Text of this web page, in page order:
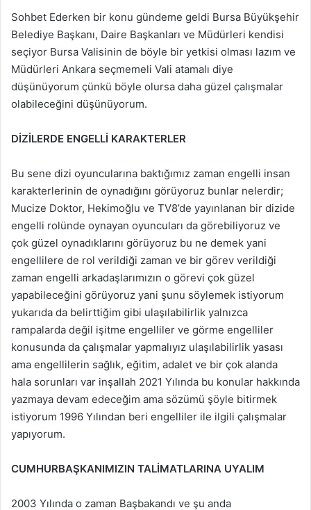
Sohbet Ederken bir konu gündeme geldi Bursa Büyükşehir
Belediye Başkanı, Daire Başkanları ve Müdürleri kendisi
seçiyor Bursa Valisinin de böyle bir yetkisi olması lazım ve
Müdürleri Ankara seçmemeli Vali atamalı diye
düşünüyorum çünkü böyle olursa daha güzel çalışmalar
olabileceğini düşünüyorum.
DİZİLERDE ENGELLİ KARAKTERLER
Bu sene dizi oyuncularına baktığımız zaman engelli insan
karakterlerinin de oynadığını görüyoruz bunlar nelerdir;
Mucize Doktor, Hekimoğlu ve TV8’de yayınlanan bir dizide
engelli rolünde oynayan oyuncuları da görebiliyoruz ve
çok güzel oynadıklarını görüyoruz bu ne demek yani
engellilere de rol verildiği zaman ve bir görev verildiği
zaman engelli arkadaşlarımızın o görevi çok güzel
yapabileceğini görüyoruz yani şunu söylemek istiyorum
yukarıda da belirttiğim gibi ulaşılabilirlik yalnızca
rampalarda değil işitme engelliler ve görme engelliler
konusunda da çalışmalar yapmalıyız ulaşılabilirlik yasası
ama engellilerin sağlık, eğitim, adalet ve bir çok alanda
hala sorunları var inşallah 2021 Yılında bu konular hakkında
yazmaya devam edeceğim ama sözümü şöyle bitirmek
istiyorum 1996 Yılından beri engelliler ile ilgili çalışmalar
yapıyorum.
CUMHURBAŞKANIMIZIN TALİMATLARINA UYALIM
2003 Yılında o zaman Başbakandı ve şu anda